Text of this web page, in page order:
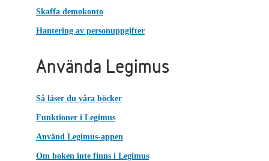
Skaffa demokonto
Hantering av personuppgifter
Använda Legimus
Så läser du våra böcker
Funktioner i Legimus
Använd Legimus-appen
Om boken inte finns i Legimus